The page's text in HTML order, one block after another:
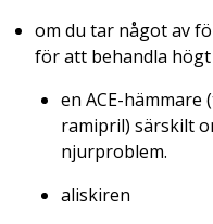
om du tar något av
för att behandla
en ACE-
ramipril) särskilt
njurproblem.
aliskiren